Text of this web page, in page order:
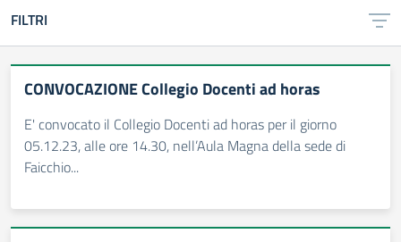
FILTRI
CONVOCAZIONE Collegio Docenti ad horas
E' convocato il Collegio Docenti ad horas per il giorno
05.12.23, alle ore 14.30, nell’Aula Magna della sede di
Faicchio...